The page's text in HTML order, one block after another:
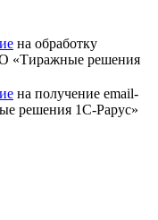
на обработку
«Тиражные решения
на получение email-
решения 1С-Рарус»